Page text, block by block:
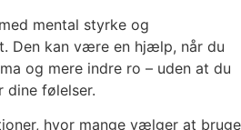
mental styrke og
Den kan være en hjælp, når du
og mere indre ro – uden at du
dine følelser.
hvor mange vælger at bruge